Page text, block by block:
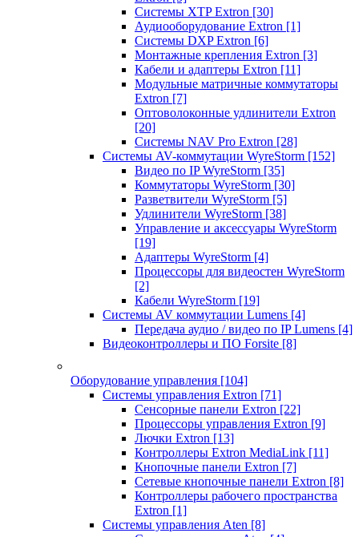
Системы XTP Extron [30]
Аудиооборудование Extron [1]
Системы DXP Extron [6]
Монтажные крепления Extron [3]
Кабели и адаптеры Extron [11]
Модульные матричные коммутаторы
Extron [7]
Оптоволоконные удлинители Extron
[20]
Системы NAV Pro Extron [28]
Системы AV-коммутации WyreStorm [152]
Видео по IP WyreStorm [35]
Коммутаторы WyreStorm [30]
Разветвители WyreStorm [5]
Удлинители WyreStorm [38]
Управление и аксессуары WyreStorm
[19]
Адаптеры WyreStorm [4]
Процессоры для видеостен WyreStorm
[2]
Кабели WyreStorm [19]
Системы AV коммутации Lumens [4]
Передача аудио / видео по IP Lumens [4]
Видеоконтроллеры и ПО Forsite [8]
Оборудование управления [104]
Системы управления Extron [71]
Сенсорные панели Extron [22]
Процессоры управления Extron [9]
Лючки Extron [13]
Контроллеры Extron MediaLink [11]
Кнопочные панели Extron [7]
Сетевые кнопочные панели Extron [8]
Контроллеры рабочего пространства
Extron [1]
Системы управления Aten [8]